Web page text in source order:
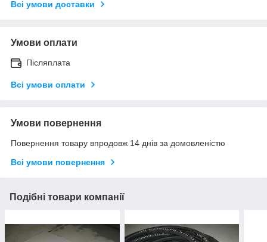
Всі умови доставки
Умови оплати
Післяплата
Всі умови оплати
Умови повернення
Повернення товару впродовж 14 днів за домовленістю
Всі умови повернення
Подібні товари компанії